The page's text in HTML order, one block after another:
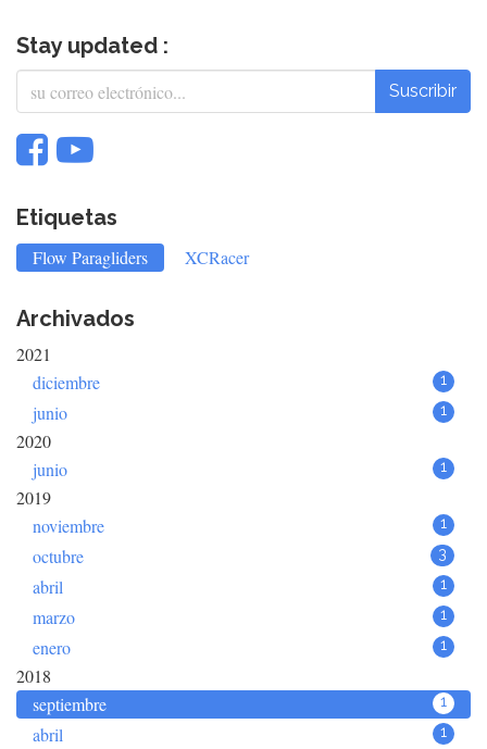
Stay updated :
Suscribir
Etiquetas
Flow Paragliders XCRacer
Archivados
2021
diciembre
1
junio 1
2020
junio
1
2019
noviembre
1
octubre 3
abril 1
marzo 1
enero 1
2018
septiembre
1
abril 1